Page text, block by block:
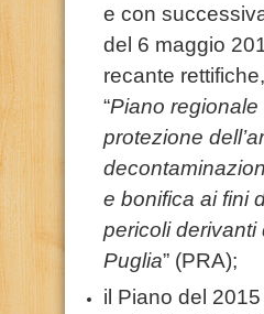
e con
del 6 maggio
recante
“Piano regionale
protezione
e bonifica ai fini
pericoli derivanti
Puglia” (PRA);
il Piano del